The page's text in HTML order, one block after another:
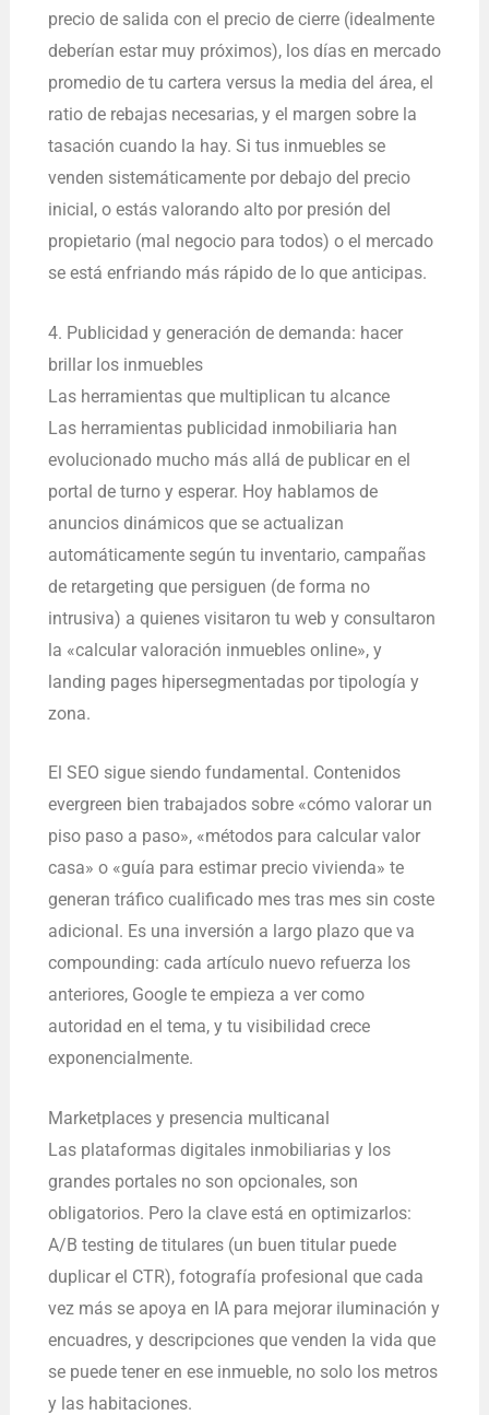
precio de salida con el precio de cierre (idealmente
deberían estar muy próximos), los días en mercado
promedio de tu cartera versus la media del área, el
ratio de rebajas necesarias, y el margen sobre la
tasación cuando la hay. Si tus inmuebles se
venden sistemáticamente por debajo del precio
inicial, o estás valorando alto por presión del
propietario (mal negocio para todos) o el mercado
se está enfriando más rápido de lo que anticipas.
4. Publicidad y generación de demanda: hacer
brillar los inmuebles
Las herramientas que multiplican tu alcance
Las herramientas publicidad inmobiliaria han
evolucionado mucho más allá de publicar en el
portal de turno y esperar. Hoy hablamos de
anuncios dinámicos que se actualizan
automáticamente según tu inventario, campañas
de retargeting que persiguen (de forma no
intrusiva) a quienes visitaron tu web y consultaron
la «calcular valoración inmuebles online», y
landing pages hipersegmentadas por tipología y
zona.
El SEO sigue siendo fundamental. Contenidos
evergreen bien trabajados sobre «cómo valorar un
piso paso a paso», «métodos para calcular valor
casa» o «guía para estimar precio vivienda» te
generan tráfico cualificado mes tras mes sin coste
adicional. Es una inversión a largo plazo que va
compounding: cada artículo nuevo refuerza los
anteriores, Google te empieza a ver como
autoridad en el tema, y tu visibilidad crece
exponencialmente.
Marketplaces y presencia multicanal
Las plataformas digitales inmobiliarias y los
grandes portales no son opcionales, son
obligatorios. Pero la clave está en optimizarlos:
A/B testing de titulares (un buen titular puede
duplicar el CTR), fotografía profesional que cada
vez más se apoya en IA para mejorar iluminación y
encuadres, y descripciones que venden la vida que
se puede tener en ese inmueble, no solo los metros
y las habitaciones.